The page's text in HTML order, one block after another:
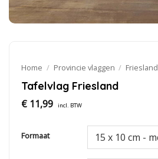
Home / Provincie vlaggen / Friesland
Tafelvlag Friesland
€11,99 incl. BTW
Formaat